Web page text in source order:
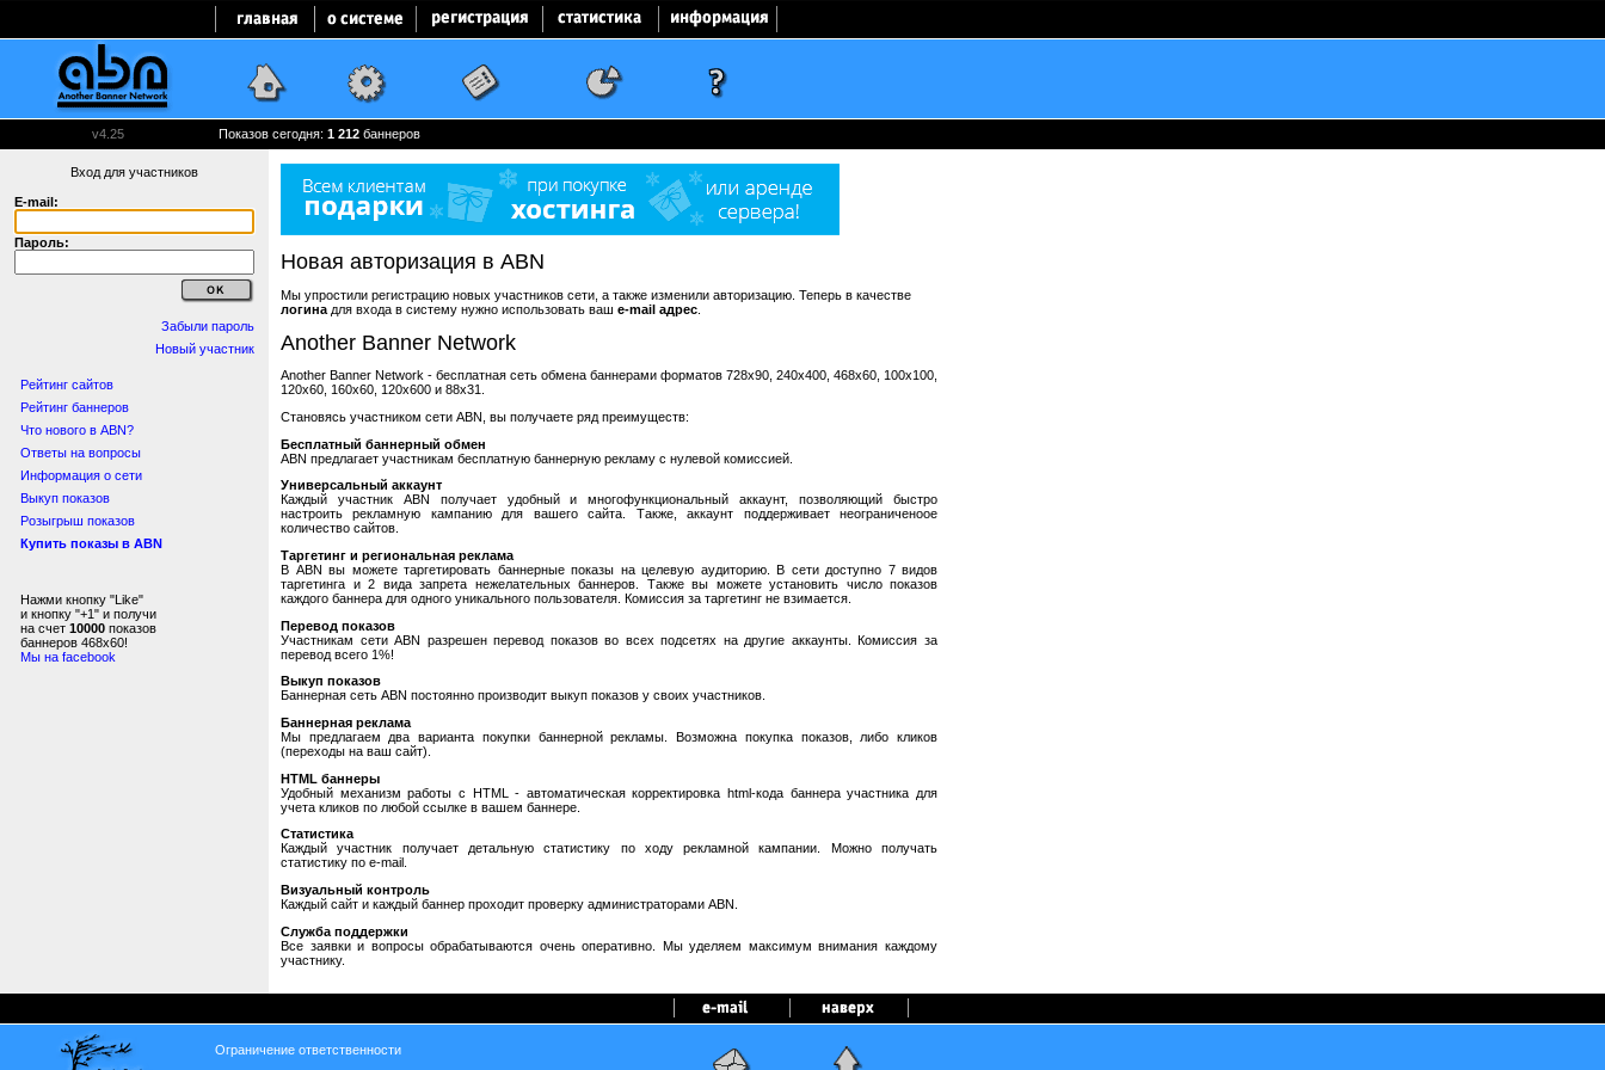
v4.25 Показов сегодня: 1 212 баннеров
Вход для участников
E-mail:
Пароль:
Забыли пароль
Новый участник
Рейтинг сайтов
Рейтинг баннеров
Что нового в ABN?
Ответы на вопросы
Информация о сети
Выкуп показов
Розыгрыш показов
Купить показы в ABN
Нажми кнопку "Like"
и кнопку "+1" и получи
на счет 10000 показов
баннеров 468x60!
Мы на facebook
Новая авторизация в ABN
Мы упростили регистрацию новых участников сети, а также изменили авторизацию. Теперь в качестве
логина для входа в систему нужно использовать ваш e-mail адрес
Another Banner Network
Another Banner Network - бесплатная сеть обмена баннерами форматов 728x90, 240x400, 468x60, 100x100,
120x60, 160x60, 120x600 и 88x31.
Становясь участником сети ABN, вы получаете ряд преимуществ:
Бесплатный баннерный обмен
ABN предлагает участникам бесплатную баннерную рекламу с нулевой комиссией.
Универсальный аккаунт
Каждый участник ABN получает удобный и многофункциональный аккаунт, позволяющий быстро
настроить рекламную кампанию для вашего сайта. Также, аккаунт поддерживает неограниченоое
количество сайтов.
Таргетинг и региональная реклама
В ABN вы можете таргетировать баннерные показы на целевую аудиторию. В сети доступно 7 видов
таргетинга и 2 вида запрета нежелательных баннеров. Также вы можете установить число показов
каждого баннера для одного уникального пользователя. Комиссия за таргетинг не взимается.
Перевод показов
Участникам сети ABN разрешен перевод показов во всех подсетях на другие аккаунты. Комиссия за
перевод всего 1%!
Выкуп показов
Баннерная сеть ABN постоянно производит выкуп показов у своих участников.
Баннерная реклама
Мы предлагаем два варианта покупки баннерной рекламы. Возможна покупка показов, либо кликов
(переходы на ваш сайт).
HTML баннеры
Удобный механизм работы с HTML - автоматическая корректировка html-кода баннера участника для
учета кликов по любой ссылке в вашем баннере.
Статистика
Каждый участник получает детальную статистику по ходу рекламной кампании. Можно получать
статистику по e-mail.
Визуальный контроль
Каждый сайт и каждый баннер проходит проверку администраторами ABN.
Служба поддержки
Все заявки и вопросы обрабатываются очень оперативно. Мы уделяем максимум внимания каждому
участнику.
Ограничение ответственности